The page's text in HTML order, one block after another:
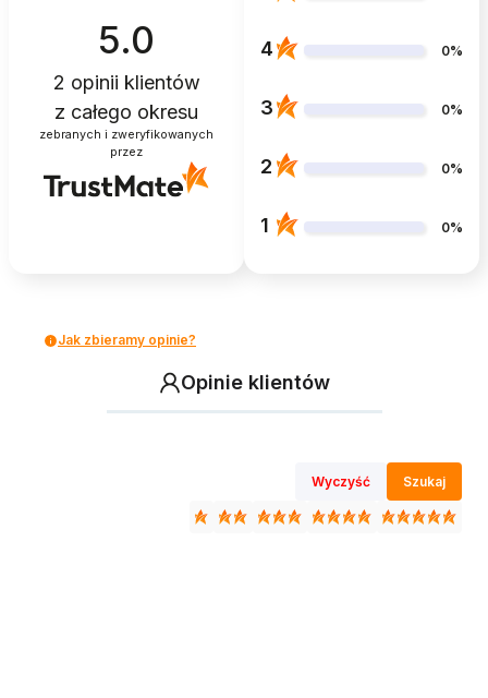
5.0
2 opinii klientów
z całego okresu
zebranych i zweryfikowanych
przez
4 0%
3 0%
2 0%
1 0%
Jak zbieramy opinie?
Opinie klientów
Wyczyść Szukaj